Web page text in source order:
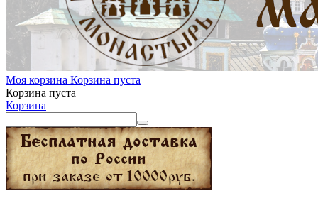
Моя корзина Корзина пуста
Корзина пуста
Корзина